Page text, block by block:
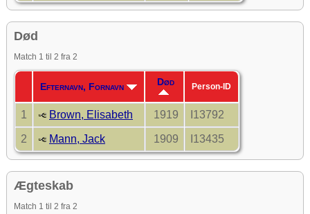
Død
Match 1 til 2 fra 2
Efternavn, Fornavn Død Person-ID
1 Brown, Elisabeth 1919 I13792
2 Mann, Jack 1909 I13435
Ægteskab
Match 1 til 2 fra 2